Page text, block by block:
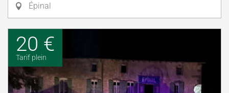
Épinal
20 €
Tarif plein